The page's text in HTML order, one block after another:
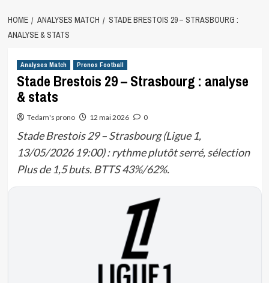
HOME ANALYSES MATCH
STADE BRESTOIS 29 – STRASBOURG :
ANALYSE & STATS
Analyses Match Pronos Football
Stade Brestois 29 – Strasbourg : analyse
& stats
Tedam's prono 12 mai 2026 0
Stade Brestois 29 – Strasbourg (Ligue 1,
13/05/2026 19:00) : rythme plutôt serré, sélection
Plus de 1,5 buts. BTTS 43%/62%.